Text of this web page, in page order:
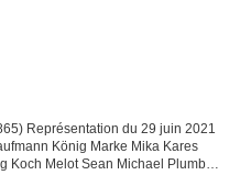
Représentation du 29 juin 2021
König Marke Mika Kares
Koch Melot Sean Michael Plumb